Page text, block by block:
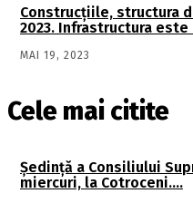
Construcţiile, structura
2023. Infrastructura
MAI 19, 2023
Cele mai citite
Şedinţă a Consiliului
miercuri, la Cotroceni….